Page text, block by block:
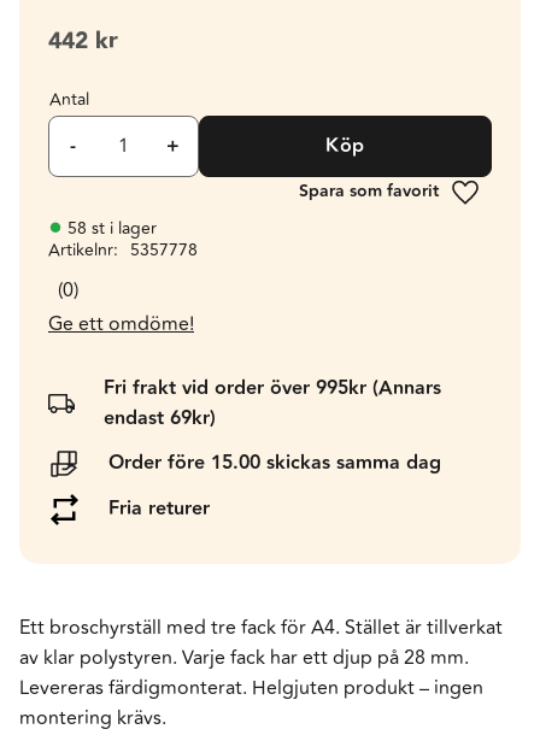
442 kr
Antal
+
- Köp
Lägg till
58 st i lager
Artikelnr
5357778
0
Ge ett omdöme!
Fri frakt vid order över 995kr (Annars
endast 69kr)
Order före 15.00 skickas samma dag
Fria returer
Ett broschyrställ med tre fack för A4. Stället är tillverkat
av klar polystyren. Varje fack har ett djup på 28 mm.
Levereras färdigmonterat. Helgjuten produkt – ingen
montering krävs.